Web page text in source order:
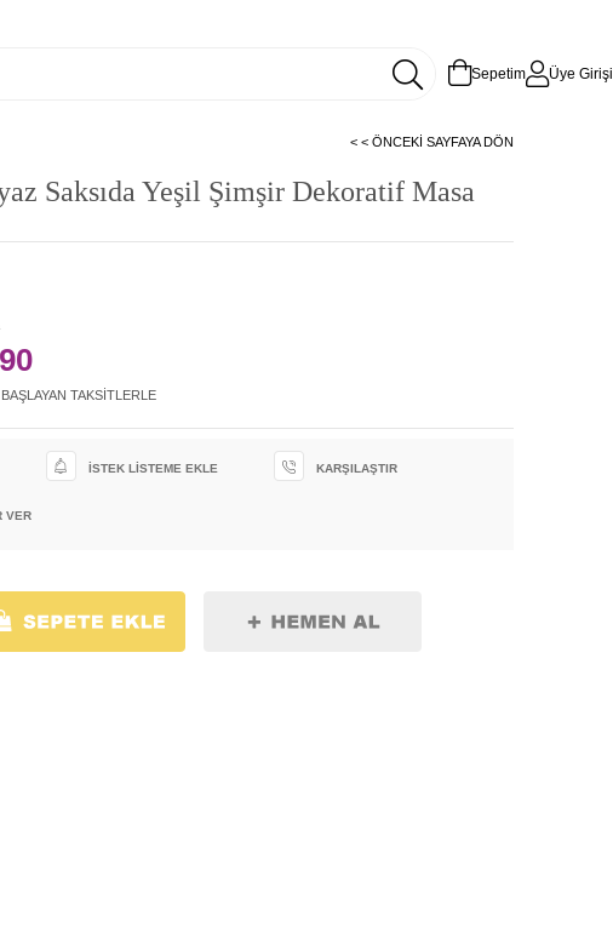
Sepetim Üye Girişi
< < ÖNCEKI SAYFAYA DÖN
Saksıda Yeşil Şimşir Dekoratif Masa
TAKSITLERLE
İSTEK LISTEME EKLE KARŞILAŞTIR
VER